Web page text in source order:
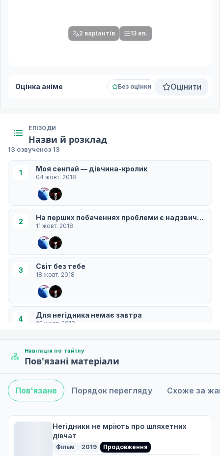
2 варіантів 13 еп.
Оцінка аніме Без оцінки Оцінити
ЕПІЗОДИ
Назви й розклад
13 озвученоз 13
1 Моя сенпай — дівчина-кролик
04 жовт. 2018
2 На перших побаченнях проблеми є надзвичайно
11 жовт. 2018
3 Світ без тебе
18 жовт. 2018
4 Для негідника немає завтра
25 жовт. 2018
Усі брехні, які я маю для тебе
6
08 лист. 2018
Навігація по тайтлу
Пов'язані матеріали
Пов'язане Порядок перегляду Схоже за
Негідники не мріють про шляхетних
дівчат
Фільм 2019 Продовження